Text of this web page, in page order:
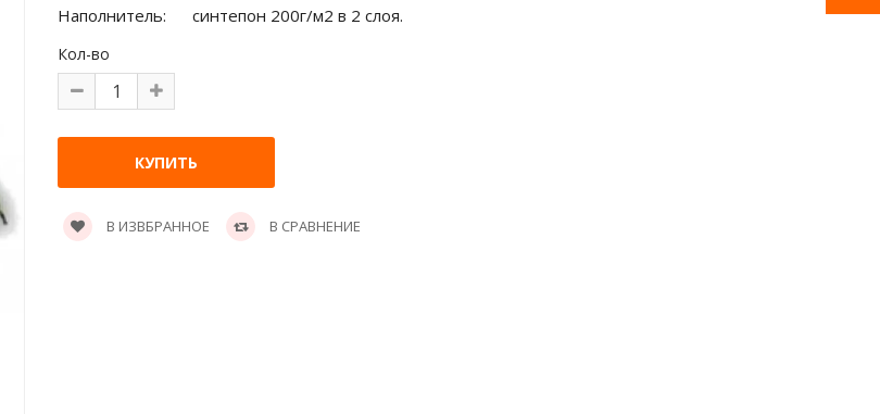
Наполнитель:
синтепон 200г/м2 в 2 слоя.
Кол-во
В ИЗВБРАННОЕ В СРАВНЕНИЕ